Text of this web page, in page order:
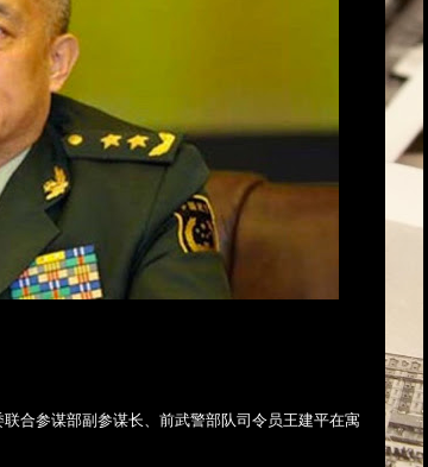
联合参谋部副参谋长、前武警部队司令员王建平在寓